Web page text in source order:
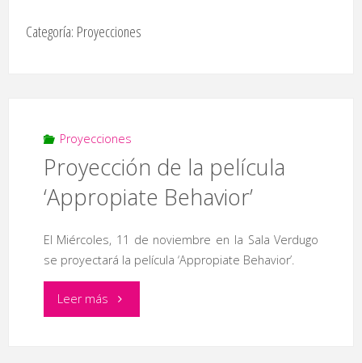
Categoría: Proyecciones
Proyecciones
Proyección de la película
‘Appropiate Behavior’
El Miércoles, 11 de noviembre en la Sala Verdugo
se proyectará la película ‘Appropiate Behavior’.
Leer más"Proyección